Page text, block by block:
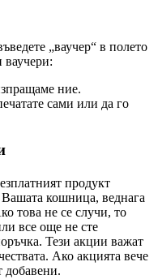
„ваучер“ в полето
ваучери:
ние.
сами или да го
продукт
кошница, веднага
това не се случи, то
все още не сте
Тези акции важат
Ако акцията вече
добавени.